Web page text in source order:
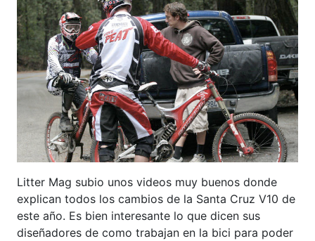
Litter Mag subio unos videos muy buenos donde
explican todos los cambios de la Santa Cruz V10 de
este año. Es bien interesante lo que dicen sus
diseñadores de como trabajan en la bici para poder